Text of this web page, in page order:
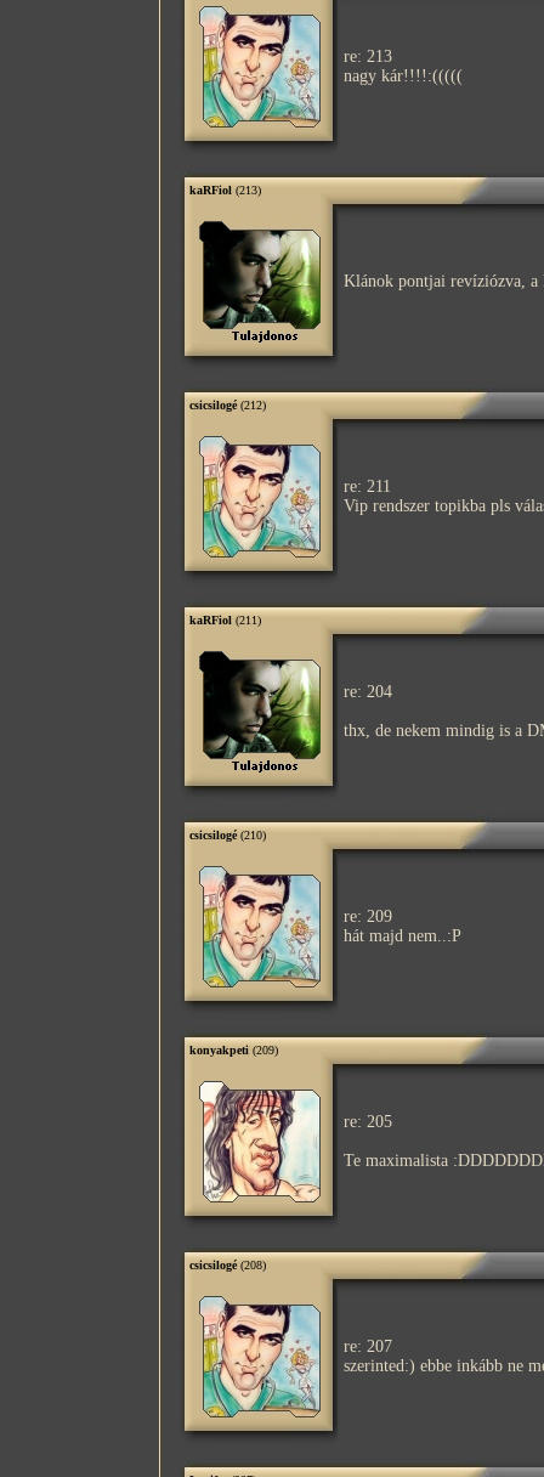
re: 213
nagy kár!!!!:(((((
kaRFiol (213)
Klánok pontjai revíziózva, a
csicsilogé (212)
re: 211
Vip rendszer topikba pls
kaRFiol (211)
re: 204
thx, de nekem mindig is a
csicsilogé (210)
re: 209
hát majd nem..:P
konyakpeti (209)
re: 205
Te maximalista
csicsilogé (208)
re: 207
szerinted:) ebbe inkább ne